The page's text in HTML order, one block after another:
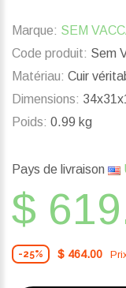
Marque: SEM
Code produit: Sem
Matériau: Cuir
Dimensions:
Poids: 0.99 kg
Pays de livraison
$
-25% $ 464.00